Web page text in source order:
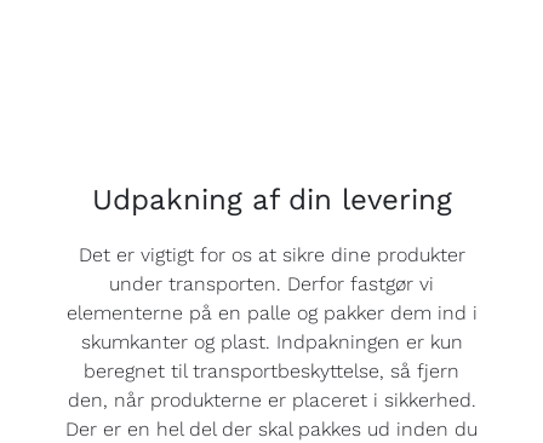
Udpakning af din levering
Det er vigtigt for os at sikre dine produkter
under transporten. Derfor fastgør vi
elementerne på en palle og pakker dem ind i
skumkanter og plast. Indpakningen er kun
beregnet til transportbeskyttelse, så fjern
den, når produkterne er placeret i sikkerhed.
Der er en hel del der skal pakkes ud inden du